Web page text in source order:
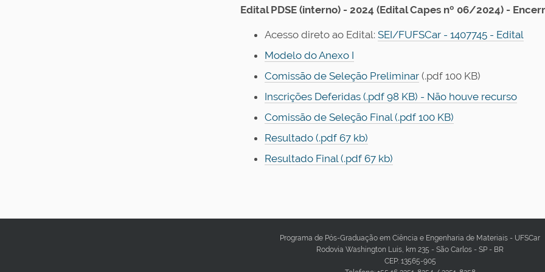
Edital PDSE (interno) - 2024 (Edital Capes nº 06/2024) -
Acesso direto ao Edital: SEI/FUFSCar - 1407745 - Edital
Modelo do Anexo I
Comissão de Seleção Preliminar(.pdf 100 KB)
Inscrições Deferidas (.pdf 98 KB) - Não houve recurso
Comissão de Seleção Final (.pdf 100 KB)
Resultado (.pdf 67 kb)
Resultado Final (.pdf 67 kb)
Programa de Pós-Graduação em Ciência e Engenharia de Materiais - UFSCar
Rodovia Washington Luis, km 235 - São Carlos - SP - BR
CEP: 13565-905